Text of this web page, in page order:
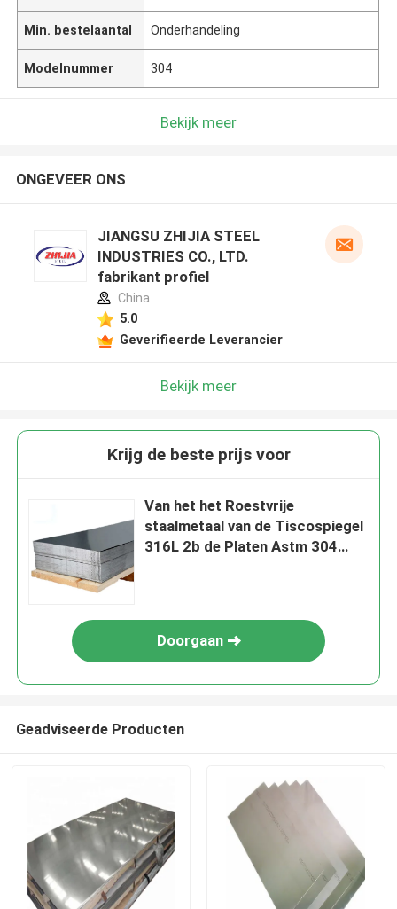
Min. bestelaantal Onderhandeling
Modelnummer 304
Bekijk meer
ONGEVEER ONS
JIANGSU ZHIJIA STEEL
INDUSTRIES CO., LTD.
fabrikant profiel
China
5.0
Geverifieerde Leverancier
Bekijk meer
Krijg de beste prijs voor
Van het het Roestvrije
staalmetaal van de Tiscospiegel
316L 2b de Platen Astm 304
Doorgaan
Geadviseerde Producten